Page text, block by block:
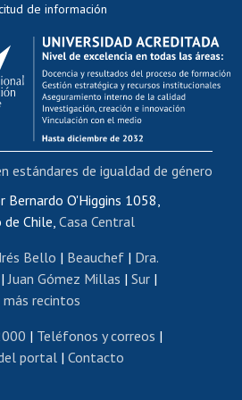
docente
académica
al AUCAI
os
internos de capacitación
del personal
de movilidad interna
de renta
de renta honorarios
páginas blancas
Extranjeras/os
y reconocimiento de títulos
de Movilidad Estudiantil
de información
Bernardo O'Higgins 1058,
de Chile,Casa Central
Bello | Beauchef| Dra.
|Juan Gómez Millas | Sur |
más recintos
| Teléfonos y correos |
portal| Contacto
estándares de igualdad de género